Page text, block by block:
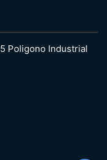
Poligono Industrial